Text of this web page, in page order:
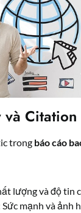
và
trong báo cáo
lượng và độ tin
mạnh và ảnh